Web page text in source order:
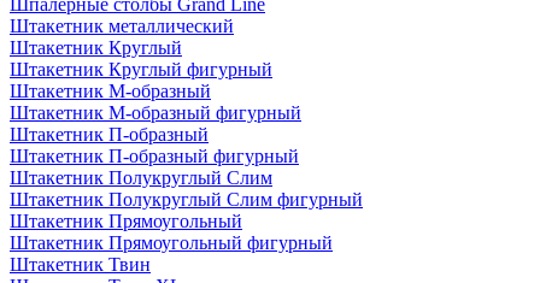
Шпалерные столбы Grand Line
Штакетник металлический
Штакетник Круглый
Штакетник Круглый фигурный
Штакетник М-образный
Штакетник М-образный фигурный
Штакетник П-образный
Штакетник П-образный фигурный
Штакетник Полукруглый Слим
Штакетник Полукруглый Слим фигурный
Штакетник Прямоугольный
Штакетник Прямоугольный фигурный
Штакетник Твин